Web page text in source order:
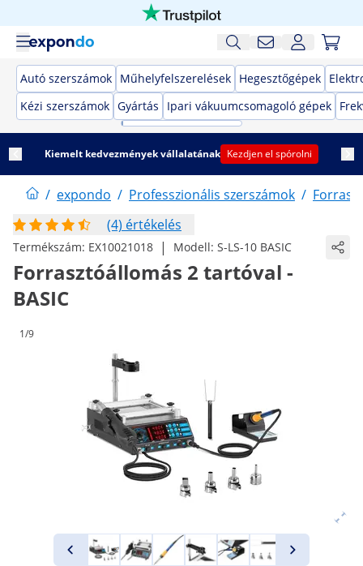
Autó szerszámok Műhelyfelszerelések Hegesztőgépek
Kézi szerszámok Gyártás Ipari vákuumcsomagoló gépek
Kiemelt kedvezmények vállalatának Kezdjen el spórolni
/ expondo / Professzionális szerszámok /
(4) értékelés
Termékszám: EX10021018 | Modell: S-LS-10 BASIC
Forrasztóállomás 2 tartóval -
BASIC
1/9